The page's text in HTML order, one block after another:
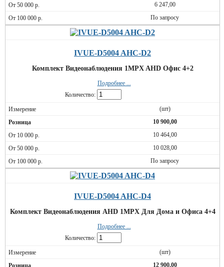
6 247,00
По запросу
IVUE-D5004 AHC-D2
Комплект Видеонаблюдения 1MPX AHD Офис 4+2
Подробнее ...
Количество:
(шт)
10 900,00
10 464,00
10 028,00
По запросу
IVUE-D5004 AHC-D4
Комплект Видеонаблюдения AHD 1MPX Для Дома и Офиса 4+4
Подробнее ...
Количество:
(шт)
12 900,00